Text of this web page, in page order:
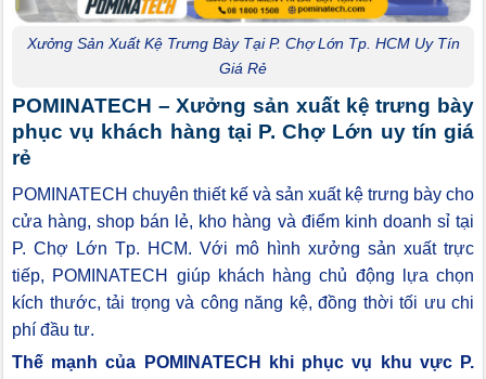
Xưởng Sản Xuất Kệ Trưng Bày Tại P. Chợ Lớn Tp. HCM Uy Tín
Giá Rẻ
POMINATECH – Xưởng sản xuất kệ trưng bày
phục vụ khách hàng tại P. Chợ Lớn uy tín giá
rẻ
POMINATECH chuyên thiết kế và sản xuất kệ trưng bày cho
cửa hàng, shop bán lẻ, kho hàng và điểm kinh doanh sỉ tại
P. Chợ Lớn Tp. HCM. Với mô hình xưởng sản xuất trực
tiếp, POMINATECH giúp khách hàng chủ động lựa chọn
kích thước, tải trọng và công năng kệ, đồng thời tối ưu chi
phí đầu tư.
Thế mạnh của POMINATECH khi phục vụ khu vực P.